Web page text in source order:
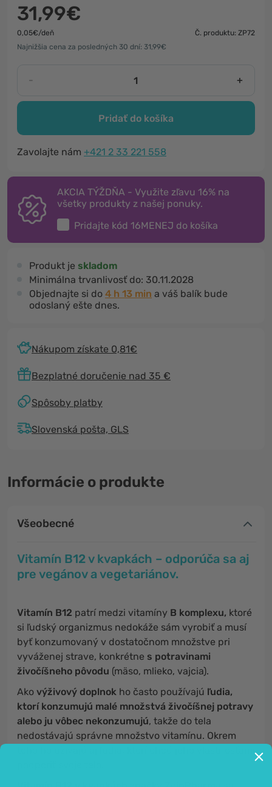
31,99€
0,05€/deň
Č. produktu: ZP72
Najnižšia cena za posledných 30 dní: 31,99€
- +
Pridať do košíka
Zavolajte nám +421 2 33 221 558
AKCIA TÝŽDŇA - Využite zľavu 16% na
všetky produkty z našej ponuky.
Pridajte kód 16MENEJ do košíka
Produkt je skladom
Minimálna trvanlivosť do: 30.11.2028
Objednajte si do 4 h 13 min a váš balík bude
odoslaný ešte dnes.
Nákupom získate 0,81€
Bezplatné doručenie nad 35 €
Spôsoby platby
Slovenská pošta, GLS
Informácie o produkte
Všeobecné
Vitamín B12 v kvapkách – odporúča sa aj
pre vegánov a vegetariánov.
Vitamín B12 patrí medzi vitamíny B komplexu, ktoré
si ľudský organizmus nedokáže sám vyrobiť a musí
byť konzumovaný v dostatočnom množstve pri
vyváženej strave, konkrétne s potravinami
živočíšneho pôvodu (mäso, mlieko, vajcia).
Ako výživový doplnok ho často používajú ľudia,
ktorí konzumujú malé množstvá živočíšnej potravy
alebo ju vôbec nekonzumujú, takže do tela
nedostávajú správne množstvo vitamínu. Okrem
toho ho užívajú aj ľudia, ktorí chcú jeho vlastnosťami